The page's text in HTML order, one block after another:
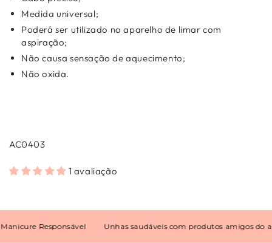
Medida universal;
Poderá ser utilizado no aparelho de limar com
aspiração;
Não causa sensação de aquecimento;
Não oxida.
AC0403
1 avaliação
Responsável Unhas saudáveis com produtos amigos do